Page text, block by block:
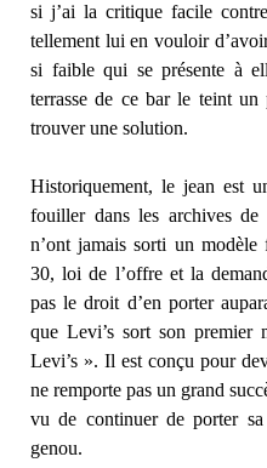
si j’ai la critique facile
tellement lui en vouloir
si faible qui se présente à
terrasse de ce bar le teint
trouver une solution.
Historiquement, le jean est
fouiller dans les archives de
n’ont jamais sorti un
30, loi de l’offre et la
pas le droit d’en porter
que Levi’s sort son
Levi’s ». Il est conçu pour
ne remporte pas un grand
vu de continuer de porter
genou.